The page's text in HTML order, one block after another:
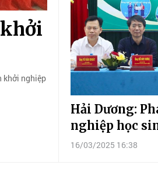
khởi nghiệp
Hải Dương:
nghiệp học
16/03/2025 16:38